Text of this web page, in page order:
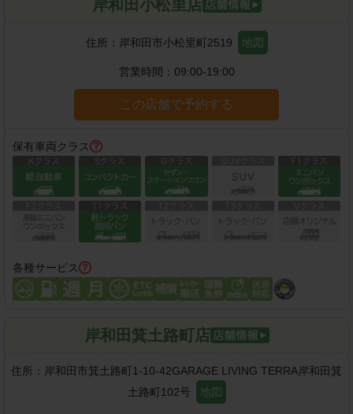
岸和田小松里店
住所： 岸和田市小松里町2519 地図
営業時間： 09:00-19:00
この店舗で予約する
保有車両クラス
各種サービス
岸和田箕土路町店
住所： 岸和田市箕土路町1-10-42GARAGE LIVING TERRA岸和田箕
土路町102号
地図